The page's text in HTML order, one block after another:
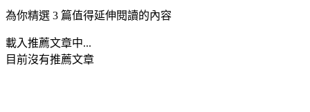
為你精選 3 篇值得延伸閱讀的內容
載入推薦文章中...
目前沒有推薦文章